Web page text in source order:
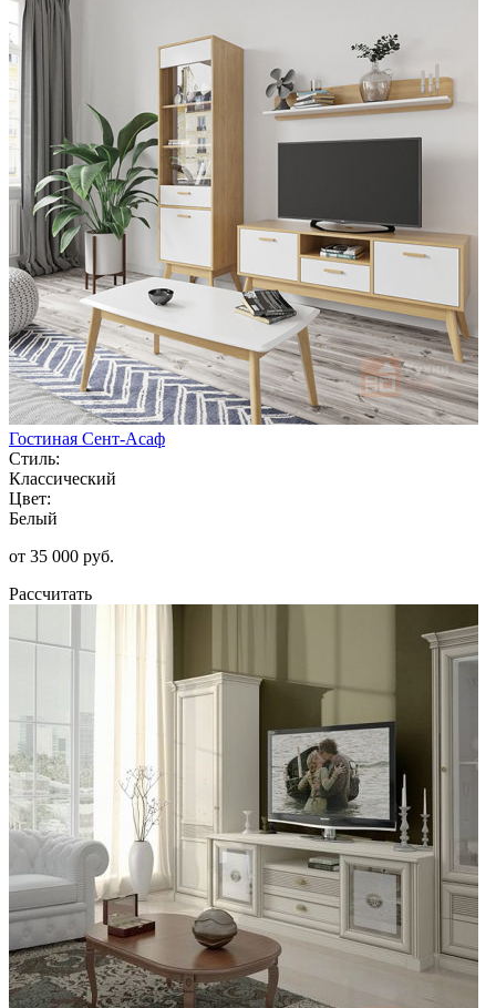
Гостиная Сент-Асаф
Стиль:
Классический
Цвет:
Белый
от 35 000 руб.
Рассчитать